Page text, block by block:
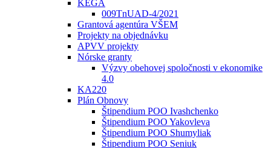
KEGA
009TnUAD-4/2021
Grantová agentúra VŠEM
Projekty na objednávku
APVV projekty
Nórske granty
Výzvy obehovej spoločnosti v ekonomike
4.0
KA220
Plán Obnovy
Štipendium POO Ivashchenko
Štipendium POO Yakovleva
Štipendium POO Shumyliak
Štipendium POO Seniuk